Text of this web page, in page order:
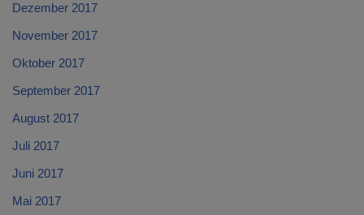
Dezember 2017
November 2017
Oktober 2017
September 2017
August 2017
Juli 2017
Juni 2017
Mai 2017